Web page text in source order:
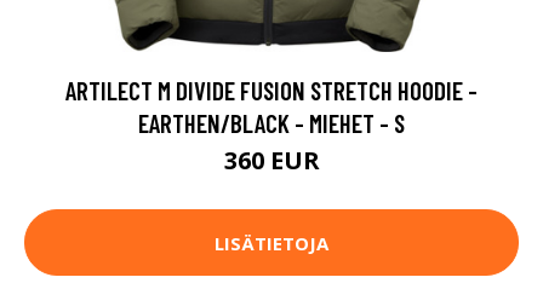
ARTILECT M DIVIDE FUSION STRETCH HOODIE -
EARTHEN/BLACK - MIEHET - S
360 EUR
LISÄTIETOJA